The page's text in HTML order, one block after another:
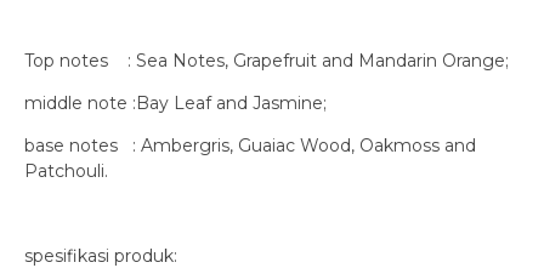
Top notes : Sea Notes, Grapefruit and Mandarin Orange;
middle note :Bay Leaf and Jasmine;
base notes : Ambergris, Guaiac Wood, Oakmoss and
Patchouli.
spesifikasi produk: